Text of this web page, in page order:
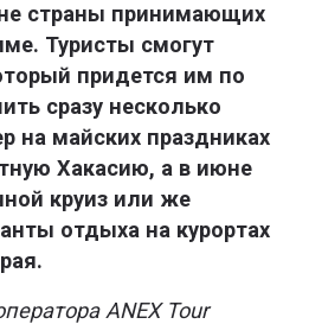
страны принимающих
Туристы смогут
придется им по
сразу несколько
на майских праздниках
Хакасию, а в июне
круиз или же
отдыха на курортах
ANEX Tour